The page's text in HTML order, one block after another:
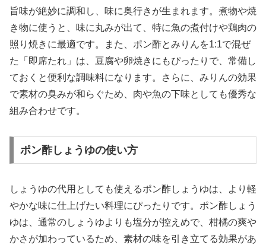
旨味が絶妙に調和し、味に奥行きが生まれます。煮物や焼
き物に使うと、味に丸みが出て、特に魚の煮付けや鶏肉の
照り焼きに最適です。また、ポン酢とみりんを1:1で混ぜ
た「即席たれ」は、豆腐や卵焼きにもぴったりで、常備し
ておくと便利な調味料になります。さらに、みりんの効果
で素材の臭みが和らぐため、肉や魚の下味としても優秀な
組み合わせです。
ポン酢しょうゆの使い方
しょうゆの代用としても使えるポン酢しょうゆは、より軽
やかな味に仕上げたい料理にぴったりです。ポン酢しょう
ゆは、通常のしょうゆよりも塩分が控えめで、柑橘の爽や
かさが加わっているため、素材の味を引き立てる効果があ